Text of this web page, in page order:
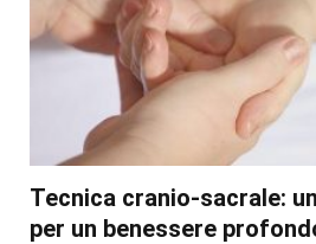
Tecnica cranio-sacrale:
per un benessere